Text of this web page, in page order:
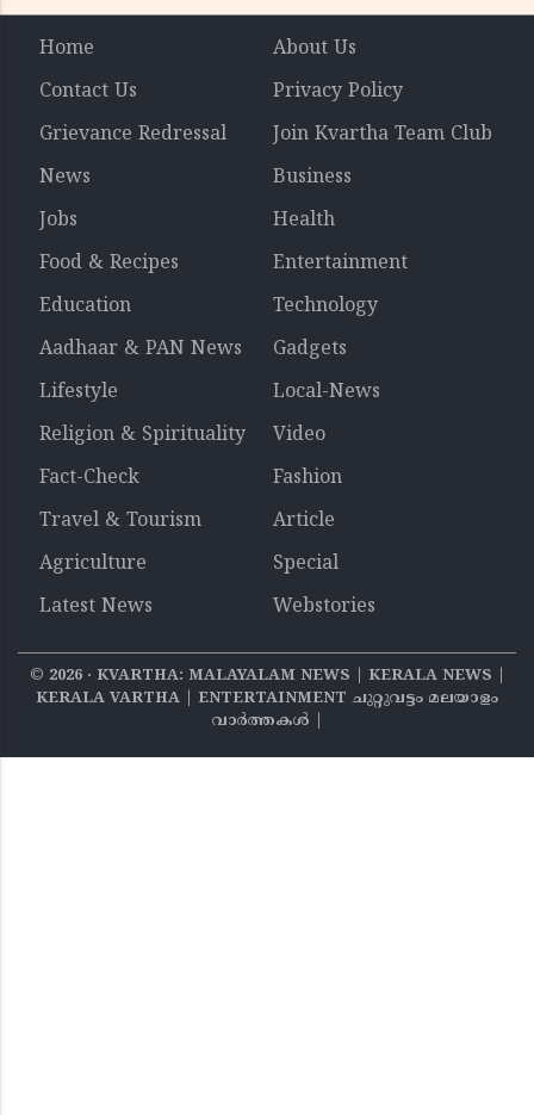
Home
About Us
Contact Us
Privacy Policy
Grievance Redressal
Join Kvartha Team Club
News
Business
Jobs
Health
Food & Recipes
Entertainment
Education
Technology
Aadhaar & PAN News
Gadgets
Lifestyle
Local-News
Religion & Spirituality
Video
Fact-Check
Fashion
Travel & Tourism
Article
Agriculture
Special
Latest News
Webstories
© 2026‧ KVARTHA: MALAYALAM NEWS | KERALA NEWS |
KERALA VARTHA | ENTERTAINMENT ചുറ്റുവട്ടം മലയാളം
വാര്‍ത്തകൾ |